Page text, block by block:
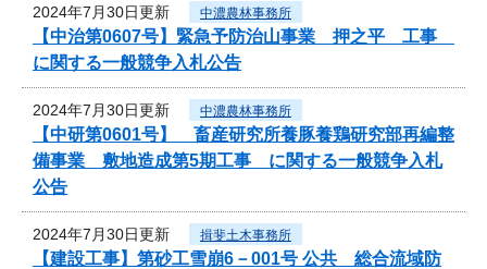
2024年7月30日更新 中濃農林事務所
【中治第0607号】緊急予防治山事業 押之平 工事
に関する一般競争入札公告
2024年7月30日更新 中濃農林事務所
【中研第0601号】 畜産研究所養豚養鶏研究部再編整
備事業 敷地造成第5期工事 に関する一般競争入札
公告
2024年7月30日更新 揖斐土木事務所
【建設工事】第砂工雪崩6－001号 公共 総合流域防